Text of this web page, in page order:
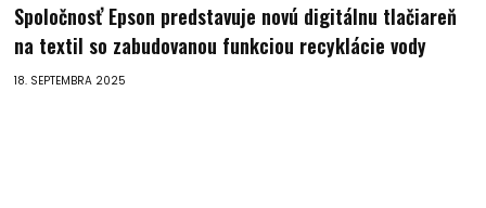
Spoločnosť Epson predstavuje novú digitálnu tlačiareň
na textil so zabudovanou funkciou recyklácie vody
18. SEPTEMBRA 2025